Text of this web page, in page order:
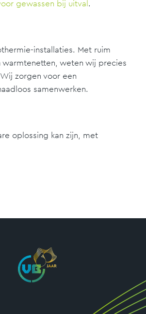
gewassen bij uitval.
installaties. Met ruim
weten wij precies
zorgen voor een
samenwerken.
oplossing kan zijn, met